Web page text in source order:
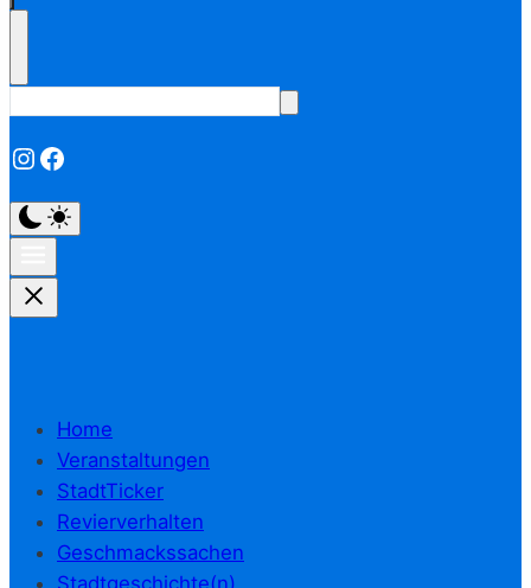
Instagram
Facebook
Home
Veranstaltungen
StadtTicker
Revierverhalten
Geschmackssachen